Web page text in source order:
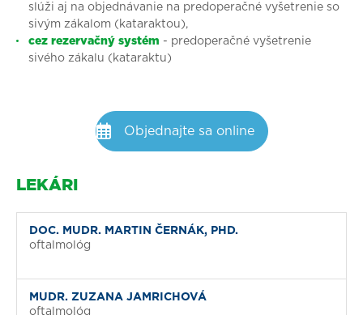
slúži aj na objednávanie na predoperačné vyšetrenie so
sivým zákalom (kataraktou),
cez rezervačný systém - predoperačné vyšetrenie
sivého zákalu (kataraktu)
Objednajte sa online
LEKÁRI
DOC. MUDR. MARTIN ČERNÁK, PHD.
oftalmológ
MUDR. ZUZANA JAMRICHOVÁ
oftalmológ